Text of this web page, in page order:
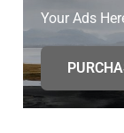
Your Ads